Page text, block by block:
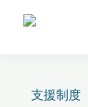
支援制度